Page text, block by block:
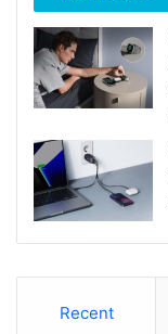
Recent